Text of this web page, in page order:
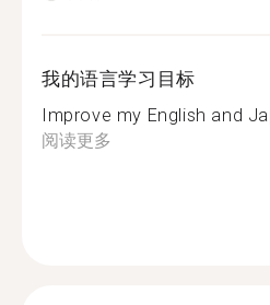
我的语言学习目标
Improve my English and
阅读更多